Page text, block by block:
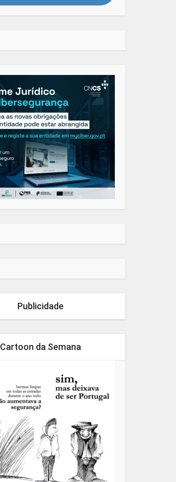
Publicidade
Cartoon da Semana